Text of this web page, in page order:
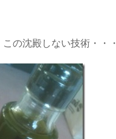
の沈殿しない技術・・